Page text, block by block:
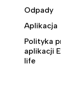
Odpady
Aplikacja
Polityka
aplikacji
life